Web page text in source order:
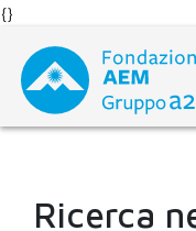
{}
content
Ricerca